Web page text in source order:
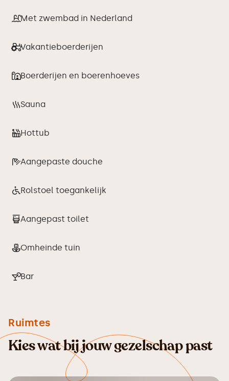
Met zwembad in Nederland
Vakantieboerderijen
Boerderijen en boerenhoeves
Sauna
Hottub
Aangepaste douche
Rolstoel toegankelijk
Aangepast toilet
Omheinde tuin
Bar
Ruimtes
Kies wat bij jouw gezelschap past